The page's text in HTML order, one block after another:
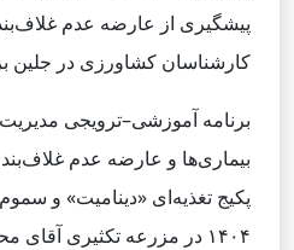
پیشگیری از عارضه عدم
کارشناسان کشاورزی در جلین
برنامه آموزشی–ترویجی مدیریت
بیماری‌ها و عارضه عدم
۱۴۰۴ در مزرعه تکثیری